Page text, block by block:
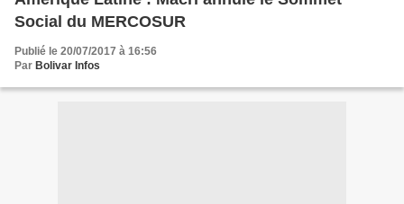
Social du MERCOSUR
Publié le 20/07/2017 à 16:56
Par Bolivar Infos